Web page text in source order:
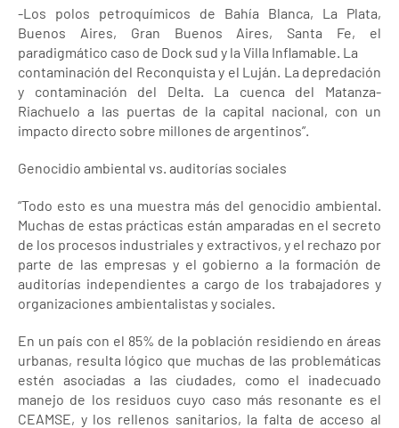
-Los polos petroquímicos de Bahía Blanca, La Plata,
Buenos Aires, Gran Buenos Aires, Santa Fe, el
paradigmático caso de Dock sud y la Villa Inflamable. La
contaminación del Reconquista y el Luján. La depredación
y contaminación del Delta. La cuenca del Matanza-
Riachuelo a las puertas de la capital nacional, con un
impacto directo sobre millones de argentinos”.
Genocidio ambiental vs. auditorías sociales
“Todo esto es una muestra más del genocidio ambiental.
Muchas de estas prácticas están amparadas en el secreto
de los procesos industriales y extractivos, y el rechazo por
parte de las empresas y el gobierno a la formación de
auditorías independientes a cargo de los trabajadores y
organizaciones ambientalistas y sociales.
En un país con el 85% de la población residiendo en áreas
urbanas, resulta lógico que muchas de las problemáticas
estén asociadas a las ciudades, como el inadecuado
manejo de los residuos cuyo caso más resonante es el
CEAMSE, y los rellenos sanitarios, la falta de acceso al